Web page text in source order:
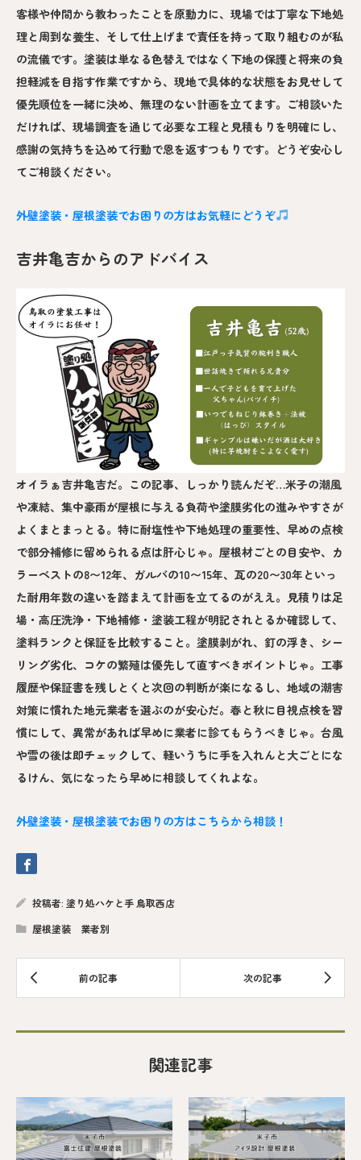
客様や仲間から教わったことを原動力に、現場では丁寧な下地処
理と周到な養生、そして仕上げまで責任を持って取り組むのが私
の流儀です。塗装は単なる色替えではなく下地の保護と将来の負
担軽減を目指す作業ですから、現地で具体的な状態をお見せして
優先順位を一緒に決め、無理のない計画を立てます。ご相談いた
だければ、現場調査を通じて必要な工程と見積もりを明確にし、
感謝の気持ちを込めて行動で恩を返すつもりです。どうぞ安心し
てご相談ください。
外壁塗装・屋根塗装でお困りの方はお気軽にどうぞ
吉井亀吉からのアドバイス
オイラぁ吉井亀吉だ。この記事、しっかり読んだぞ…米子の潮風
や凍結、集中豪雨が屋根に与える負荷や塗膜劣化の進みやすさが
よくまとまっとる。特に耐塩性や下地処理の重要性、早めの点検
で部分補修に留められる点は肝心じゃ。屋根材ごとの目安や、カ
ラーベストの8〜12年、ガルバの10〜15年、瓦の20〜30年といっ
た耐用年数の違いを踏まえて計画を立てるのがええ。見積りは足
場・高圧洗浄・下地補修・塗装工程が明記されとるか確認して、
塗料ランクと保証を比較すること。塗膜剥がれ、釘の浮き、シー
リング劣化、コケの繁殖は優先して直すべきポイントじゃ。工事
履歴や保証書を残しとくと次回の判断が楽になるし、地域の潮害
対策に慣れた地元業者を選ぶのが安心だ。春と秋に目視点検を習
慣にして、異常があれば早めに業者に診てもらうべきじゃ。台風
や雪の後は即チェックして、軽いうちに手を入れんと大ごとにな
るけん、気になったら早めに相談してくれよな。
外壁塗装・屋根塗装でお困りの方はこちらから相談！
投稿者: 塗り処ハケと手 鳥取西店
屋根塗装 業者別
関連記事